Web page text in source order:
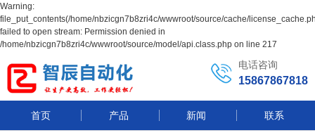
Warning:
file_put_contents(/home/nbzicgn7b8zri4c/wwwroot/source/cache/
failed to open stream: Permission denied in
/home/nbzicgn7b8zri4c/wwwroot/source/model/api.class.php on line 217
电话咨询
15867867818
首页 产品 新闻 联系